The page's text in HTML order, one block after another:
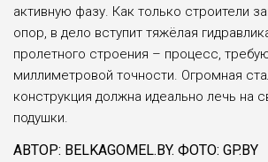
активную фазу. Как только строители
опор, в дело вступит тяжёлая
пролетного строения – процесс,
миллиметровой точности. Огромная
конструкция должна идеально лечь на
подушки.
АВТОР: BELKAGOMEL.BY. ФОТО: GP.BY